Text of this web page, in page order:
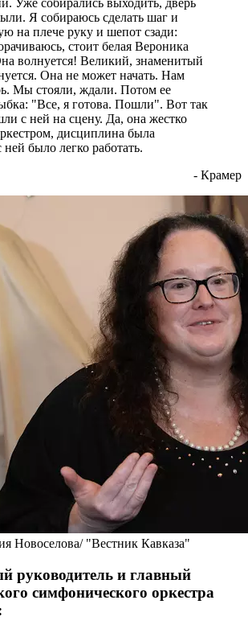
Уже собирались выходить, дверь
Я собираюсь сделать шаг и
на плече руку и шепот сзади:
стоит белая Вероника
волнуется! Великий, знаменитый
Она не может начать. Нам
Мы стояли, ждали. Потом ее
"Все, я готова. Пошли". Вот так
с ней на сцену. Да, она жестко
дисциплина была
было легко работать.
- Крамер
Новоселова/ "Вестник Кавказа"
руководитель и главный
симфонического оркестра